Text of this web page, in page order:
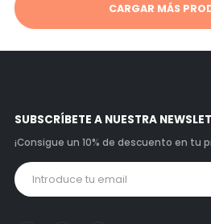
CARGAR MÁS
SUBSCRÍBETE A NUESTRA
¡Consigue un 10% de descuento en tu